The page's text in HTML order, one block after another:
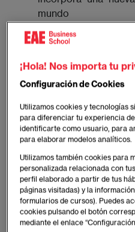
mundo
EAE Business School,
Formación y
12 de la revistaTalent
comunidad Alumni de la
Verónica Fisas, CEO
alumna del MBA, es la
¡Hola! Nos importa tu
Configuración de Cookies
Utilizamos cookies y tecnologías
para diferenciar tu experiencia
identificarte como usuario, para
para elaborar modelos analíticos.
Utilizamos también cookies para
personalizada relacionada con
perfil elaborado a partir de tus
páginas visitadas) y la
formularios de cursos). Puedes
cookies pulsando el botón
mediante el enlace